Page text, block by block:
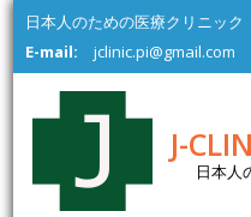
Skip
content
日本人のための医療クリニック
E-mail:
jclinic.pi@gmail.com
J-
日本人